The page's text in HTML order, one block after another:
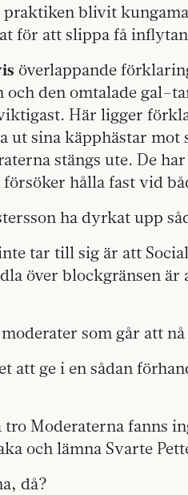
praktiken blivit
för att slippa få
överlappande
den omtalade
Här ligger
ut sina käpphästar
stängs ute. De
hålla fast vid
ha dyrkat upp
tar till sig är att
över blockgränsen är
som går att
att ge i en sådan
Moderaterna fanns
och lämna Svarte
då?